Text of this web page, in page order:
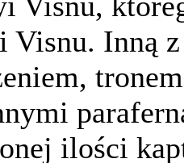
Visnu. Inną
ilości